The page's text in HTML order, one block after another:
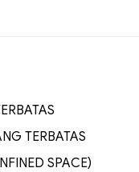
TERBATAS
SPACE)